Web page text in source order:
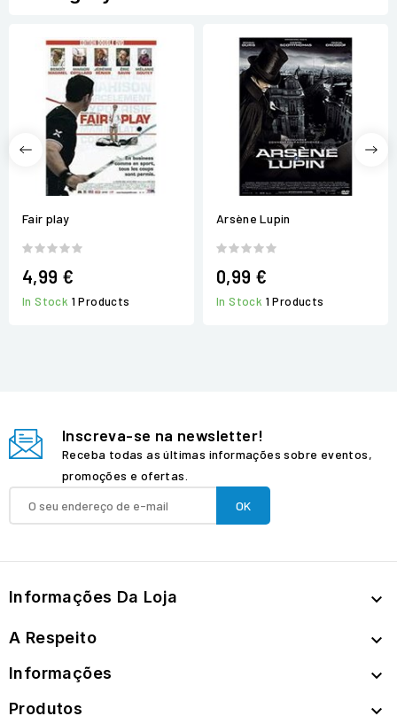
Fair play
4,99 €
In Stock 1 Products
Arsène Lupin
0,99 €
In Stock 1 Products
Inscreva-se na newsletter!
Receba todas as últimas informações sobre eventos,
promoções e ofertas.
Informações Da Loja 
A Respeito 
Informações 
Produtos